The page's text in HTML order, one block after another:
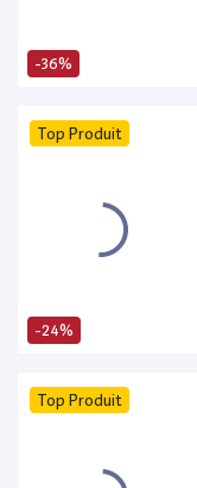
-36%
-24%
Top Produit
Top Produit